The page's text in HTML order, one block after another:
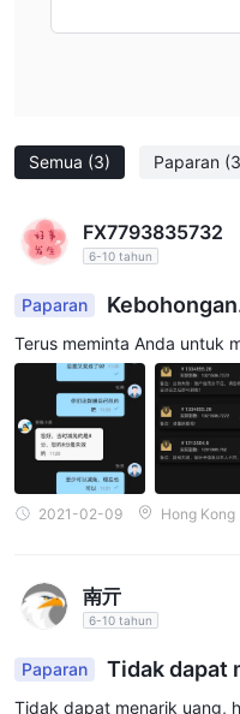
Semua (3) Paparan
FX7793835732
6-10 tahun
Paparan
Terus meminta Anda untuk
2021-02-09 Hong Kong
南亓
6-10 tahun
Paparan
Tidak dapat
si ulang, memicu
Tidak dapat menarik uang,